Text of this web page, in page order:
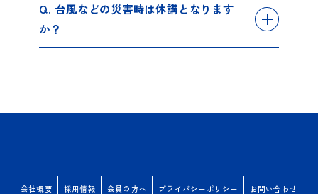
スタッフにご相談ください。
（例）8月までで受講を停止したい場合は 7 月 31 日まで
Q. 台風などの災害時は休講となります
か？
会社概要 採用情報 会員の方へ プライバシーポリシー お問い合わせ